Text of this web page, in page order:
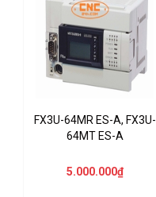
FX3U-64MR ES-A, FX3U-
64MT ES-A
5.000.000₫